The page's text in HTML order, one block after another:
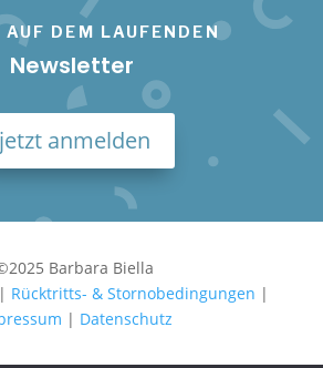
AUF DEM LAUFENDEN
Newsletter
jetzt anmelden
Barbara Biella
| Rücktritts- & Stornobedingungen |
| Datenschutz